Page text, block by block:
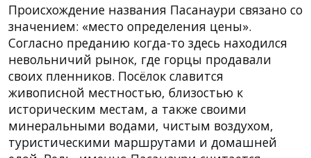
Происхождение названия Пасанаури связано со
значением: «место определения цены».
Согласно преданию когда-то здесь находился
невольничий рынок, где горцы продавали
своих пленников. Посёлок славится
живописной местностью, близостью к
историческим местам, а также своими
минеральными водами, чистым воздухом,
туристическими маршрутами и домашней